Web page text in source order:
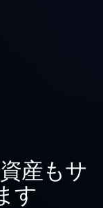
産もサ
す